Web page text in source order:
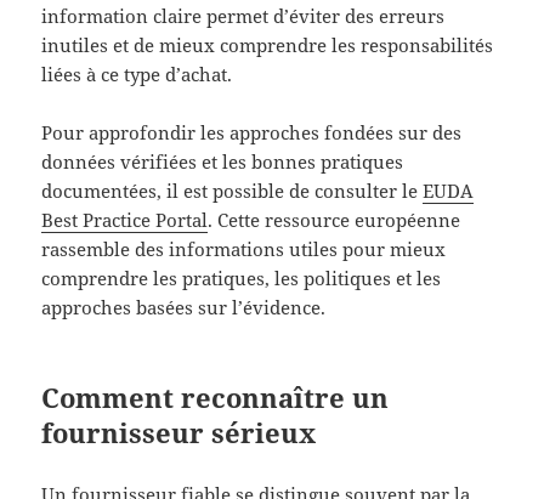
information claire permet d’éviter des erreurs
inutiles et de mieux comprendre les responsabilités
liées à ce type d’achat.
Pour approfondir les approches fondées sur des
données vérifiées et les bonnes pratiques
documentées, il est possible de consulter leEUDA
Best Practice Portal. Cette ressource européenne
rassemble des informations utiles pour mieux
comprendre les pratiques, les politiques et les
approches basées sur l’évidence.
Comment reconnaître un
fournisseur sérieux
Un fournisseur fiable se distingue souvent par la